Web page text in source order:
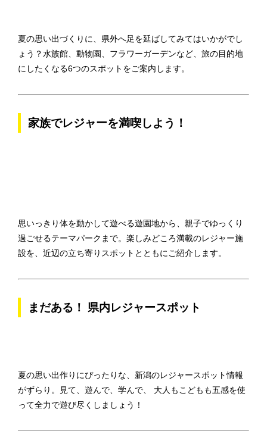
夏の思い出づくりに、県外へ足を延ばしてみてはいかがでし
ょう？水族館、動物園、フラワーガーデンなど、旅の目的地
にしたくなる6つのスポットをご案内します。
家族でレジャーを満喫しよう！
思いっきり体を動かして遊べる遊園地から、親子でゆっくり
過ごせるテーマパークまで。楽しみどころ満載のレジャー施
設を、近辺の立ち寄りスポットとともにご紹介します。
まだある！ 県内レジャースポット
夏の思い出作りにぴったりな、新潟のレジャースポット情報
がずらり。見て、遊んで、学んで、 大人もこどもも五感を使
って全力で遊び尽くしましょう！